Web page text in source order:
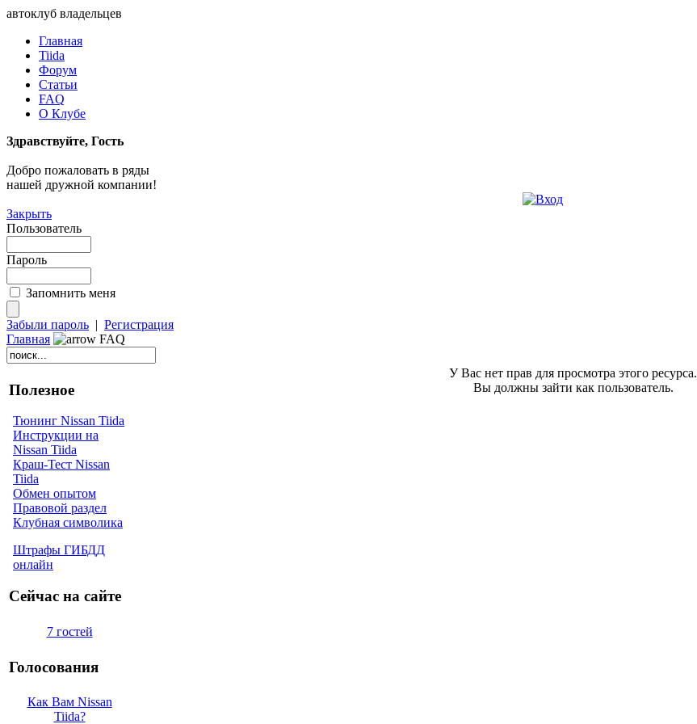
автоклуб владельцев
Главная
Tiida
Форум
Статьи
FAQ
О Клубе
Здравствуйте, Гость
Добро пожаловать в ряды
нашей дружной компании!
Закрыть
Пользователь
Пароль
Запомнить меня
Забыли пароль | Регистрация
Главная
FAQ
Полезное
Тюнинг Nissan Tiida
Инструкции на
Nissan Tiida
Краш-Тест Nissan
Tiida
Обмен опытом
Правовой раздел
Клубная символика
Штрафы ГИБДД
онлайн
Сейчас на сайте
7 гостей
Голосования
Как Вам Nissan
Tiida?
У Вас нет прав для просмотра этого ресурса.
Вы должны зайти как пользователь.